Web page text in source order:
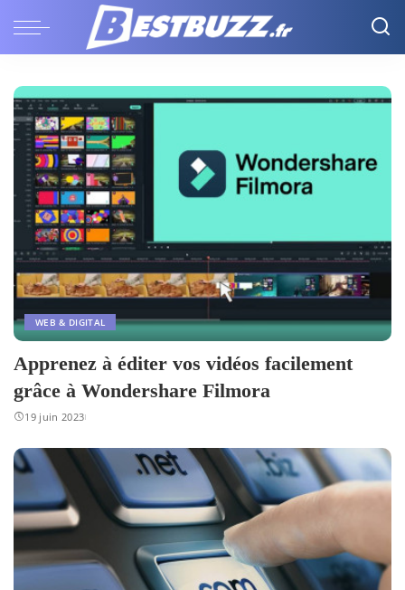
WEB & DIGITAL
Apprenez à éditer vos vidéos facilement
grâce à Wondershare Filmora
19 juin 2023